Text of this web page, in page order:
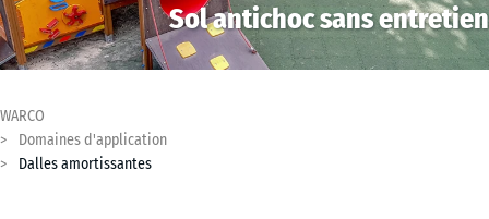
Sol antichoc sans entretien
WARCO
Domaines d'application
Dalles amortissantes